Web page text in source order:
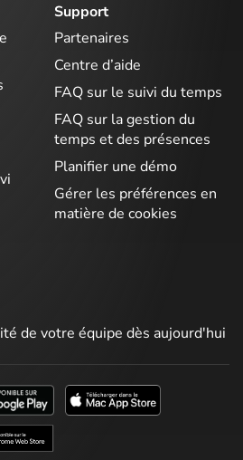
Support
Partenaires
Centre d’aide
FAQ sur le suivi du temps
FAQ sur la gestion du
temps et des présences
Planifier une démo
Gérer les préférences en
matière de cookies
de votre équipe dès aujourd'hui